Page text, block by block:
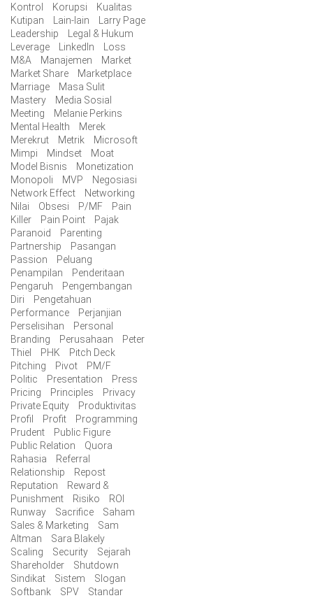
Kontrol
Korupsi
Kualitas
Kutipan
Lain-lain
Larry Page
Leadership
Legal & Hukum
Leverage
LinkedIn
Loss
M&A
Manajemen
Market
Market Share
Marketplace
Marriage
Masa Sulit
Mastery
Media Sosial
Meeting
Melanie Perkins
Mental Health
Merek
Merekrut
Metrik
Microsoft
Mimpi
Mindset
Moat
Model Bisnis
Monetization
Monopoli
MVP
Negosiasi
Network Effect
Networking
Nilai
Obsesi P/MF
Pain
Killer
Pain Point
Pajak
Paranoid
Parenting
Partnership
Pasangan
Passion
Peluang
Penampilan
Penderitaan
Pengaruh
Pengembangan
Diri
Pengetahuan
Performance
Perjanjian
Perselisihan
Personal
Branding
Perusahaan
Peter
Thiel
PHK
Pitch Deck
Pitching
Pivot
PM/F
Politic
Presentation
Press
Pricing
Principles
Privacy
Private Equity
Produktivitas
Profil
Profit
Programming
Prudent
Public Figure
Public Relation
Quora
Rahasia
Referral
Relationship
Repost
Reputation
Reward &
Punishment
Risiko
ROI
Runway
Sacrifice
Saham
Sales & Marketing
Sam
Altman
Sara Blakely
Scaling
Security
Sejarah
Shareholder
Shutdown
Sindikat
Sistem
Slogan
Softbank
SPV
Standar